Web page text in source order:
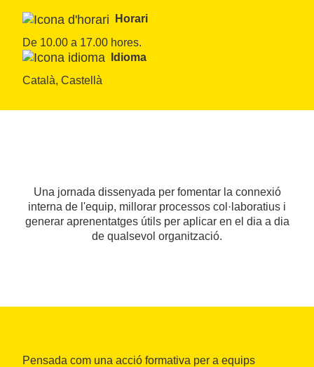
Horari
De 10.00 a 17.00 hores.
Idioma
Català, Castellà
Una jornada dissenyada per fomentar la connexió
interna de l'equip, millorar processos col·laboratius i
generar aprenentatges útils per aplicar en el dia a dia
de qualsevol organització.
Pensada com una acció formativa per a equips